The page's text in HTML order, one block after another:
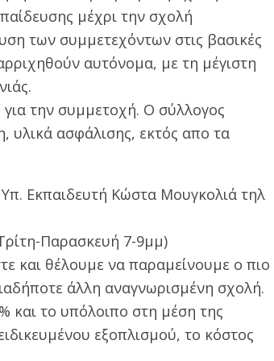
μέχρι την σχολή
των συμμετεχόντων στις βασικές
αυτόνομα, με τη μέγιστη
για την συμμετοχή. Ο σύλλογος
υλικά ασφάλισης, εκτός απο τα
Εκπαιδευτή Κώστα Μουγκολιά τηλ
Παρασκευή 7-9μμ)
και θέλουμε να παραμείνουμε ο πιο
άλλη αναγνωρισμένη σχολή.
και το υπόλοιπο στη μέση της
εξοπλισμού, το κόστος